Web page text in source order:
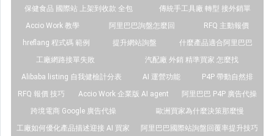
保健食品 國際站 上架到收款 全包
傳統手工具廠 轉型 接外銷單
Accio Work 教學
阿里巴巴詢盤怎麼回
RFQ 主動報價
hreflang 程式碼 範例
提升網站詢盤
什麼產品適合阿里巴巴
工廠網路接單失敗
汽配廠 外銷 精準買家 怎麼找
Alibaba listing 自我健檢計分表
AI 運營功能
P4P 帶動自然排
RFQ 報價 技巧
Accio Work 企業版 AI agent
阿里巴巴 P4P 廣告代操
跨境電商 Google 廣告代操
歐洲買家為什麼決策那麼慢
工廠如何優化產品描述迎接 AI 買家
阿里巴巴國際站詢盤回覆率提升技巧